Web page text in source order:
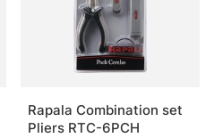
Rapala Combination set
Pliers RTC-6PCH